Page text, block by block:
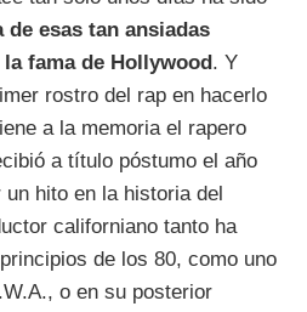
esas tan ansiadas
fama de Hollywood . Y
rostro del rap en hacerlo
a la memoria el rapero
a título póstumo el año
hito en la historia del
californiano tanto ha
de los 80, como uno
o en su posterior